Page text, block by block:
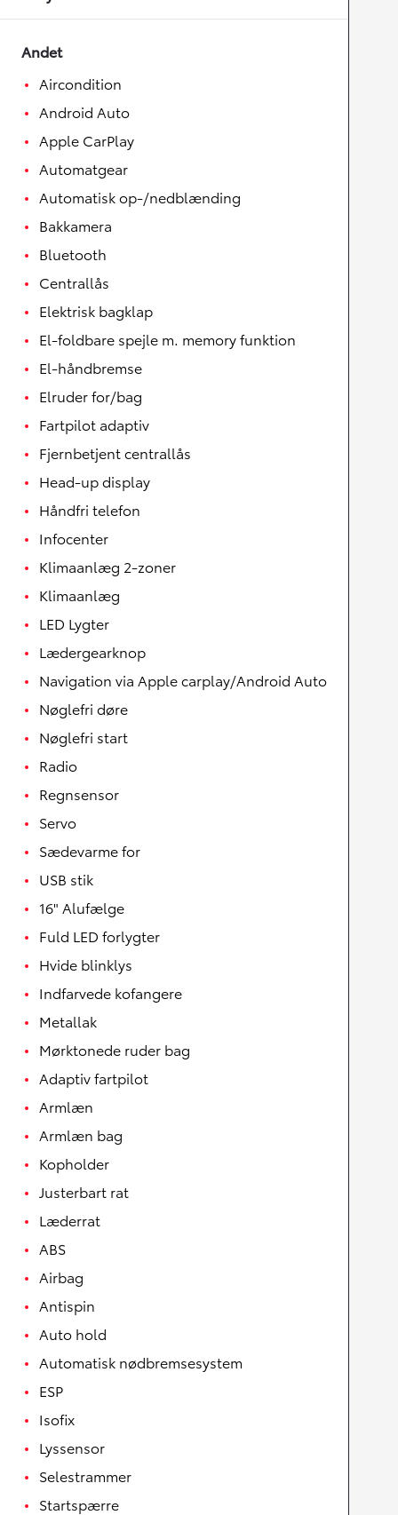
Andet
Aircondition
Android Auto
Apple CarPlay
Automatgear
Automatisk op-/nedblænding
Bakkamera
Bluetooth
Centrallås
Elektrisk bagklap
El-foldbare spejle m. memory funktion
El-håndbremse
Elruder for/bag
Fartpilot adaptiv
Fjernbetjent centrallås
Head-up display
Håndfri telefon
Infocenter
Klimaanlæg 2-zoner
Klimaanlæg
LED Lygter
Lædergearknop
Navigation via Apple carplay/Android Auto
Nøglefri døre
Nøglefri start
Radio
Regnsensor
Servo
Sædevarme for
USB stik
16" Alufælge
Fuld LED forlygter
Hvide blinklys
Indfarvede kofangere
Metallak
Mørktonede ruder bag
Adaptiv fartpilot
Armlæn
Armlæn bag
Kopholder
Justerbart rat
Læderrat
ABS
Airbag
Antispin
Auto hold
Automatisk nødbremsesystem
ESP
Isofix
Lyssensor
Selestrammer
Startspærre